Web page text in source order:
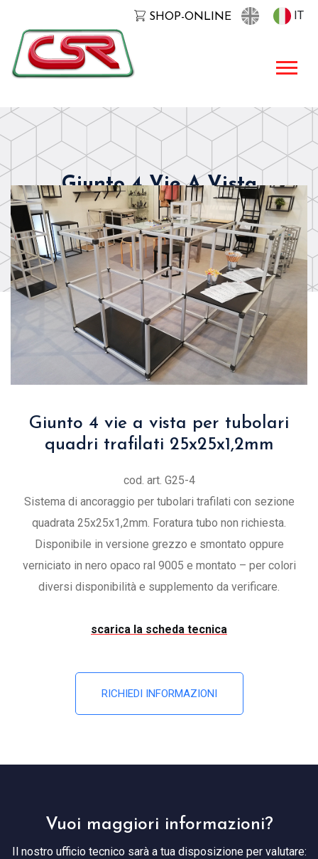
SHOP-ONLINE IT
Giunto 4 Vie A Vista
25x25x1,2mm
Giunto 4 vie a vista per tubolari
quadri trafilati 25x25x1,2mm
cod. art. G25-4
Sistema di ancoraggio per tubolari trafilati con sezione
quadrata 25x25x1,2mm. Foratura tubo non richiesta.
Disponibile in versione grezzo e smontato oppure
verniciato in nero opaco ral 9005 e montato – per colori
diversi disponibilità e supplemento da verificare.
scarica la scheda tecnica
RICHIEDI INFORMAZIONI
Vuoi maggiori informazioni?
Il nostro ufficio tecnico sarà a tua disposizione per valutare: